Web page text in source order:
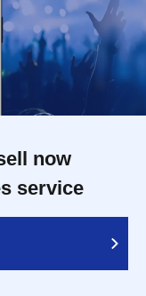
now
service